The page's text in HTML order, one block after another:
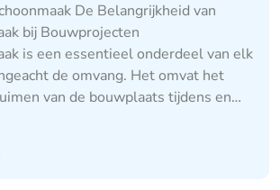
De Belangrijkheid van
bij Bouwprojecten
is een essentieel onderdeel van elk
de omvang. Het omvat het
van de bouwplaats tijdens en…